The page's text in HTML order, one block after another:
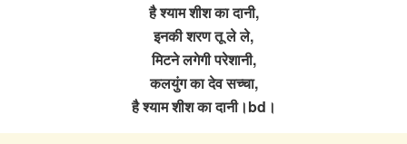
है श्याम शीश का दानी,
इनकी शरण तू ले ले,
मिटने लगेगी परेशानी,
कलयुंग का देव सच्चा,
है श्याम शीश का दानी।bd।